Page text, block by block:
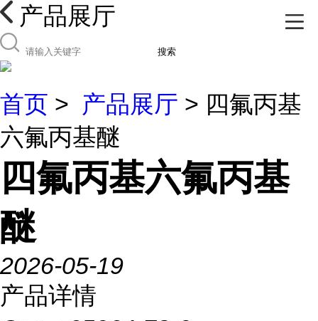
产品展厅
搜索
首页 > 产品展厅 > 四氟丙基
六氟丙基醚
四氟丙基六氟丙基
醚
2026-05-19
产品详情